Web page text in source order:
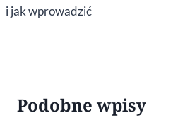
i jak wprowadzić
Podobne wpisy